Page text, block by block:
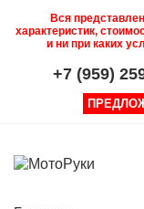
Вся
характеристик,
и ни при каких
+7 (959)